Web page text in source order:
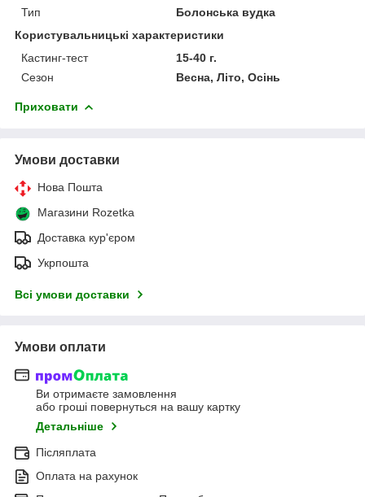
Тип
Болонська вудка
Користувальницькі характеристики
Кастинг-тест
15-40 г.
Сезон
Весна, Літо, Осінь
Приховати
Умови доставки
Нова Пошта
Магазини Rozetka
Доставка кур'єром
Укрпошта
Всі умови доставки
Умови оплати
Ви отримаєте замовлення
або гроші повернуться на вашу картку
Детальніше
Післяплата
Оплата на рахунок